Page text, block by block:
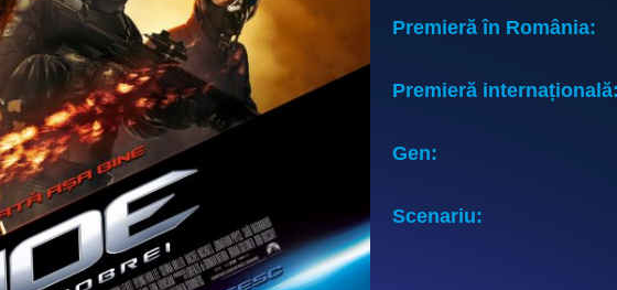
Premieră în România:
Premieră
Gen:
Scenariu: